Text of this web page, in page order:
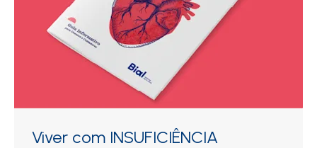
Viver com INSUFICIÊNCIA